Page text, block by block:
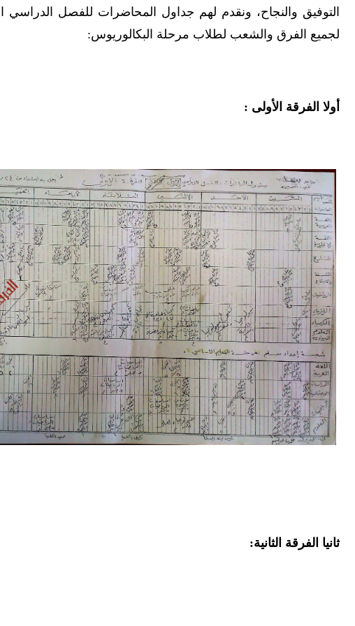
لجميع الفرق والشعب لطلاب مرحلة البكالوريوس:
أولا الفرقة الأولى :
ثانيا الفرقة الثانية: